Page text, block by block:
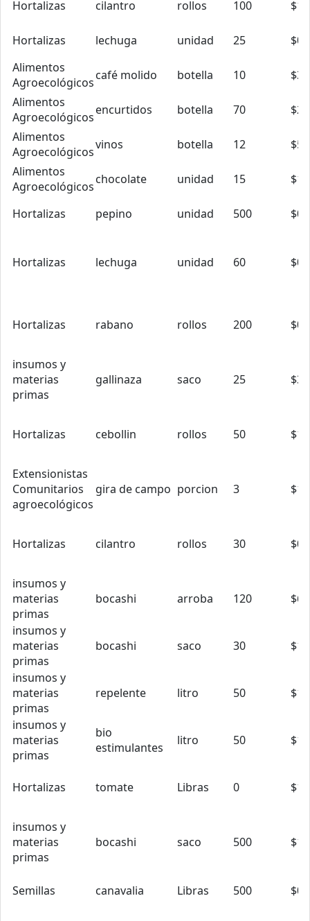
Hortalizas cilantro rollos 100
Hortalizas lechuga unidad 25
Alimentos
Agroecológicoscafé molido botella 10
Alimentos
Agroecológicosencurtidos botella 70
Alimentos
Agroecológicosvinos botella 12
Alimentos
Agroecológicoschocolate unidad 15
Hortalizas pepino unidad 500
Hortalizas lechuga unidad 60
Hortalizas rabano rollos 200
insumos y
materias
primas
gallinaza saco 25
Hortalizas cebollin rollos 50
Extensionistas
Comunitarios
agroecológicos
gira de campo porcion 3
Hortalizas cilantro rollos 30
insumos y
materias
primas
bocashi arroba 120
insumos y
materias
primas
bocashi saco 30
insumos y
materias
primas
repelente litro 50
insumos y
materias
primas
bio
estimulantes
litro 50
Hortalizas tomate Libras 0
insumos y
materias
primas
bocashi saco 500
Semillas canavalia Libras 500